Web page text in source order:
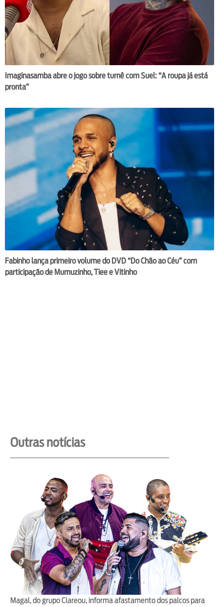
Imaginasamba abre o jogo sobre turnê com Suel: “A roupa já está
pronta”
Fabinho lança primeiro volume do DVD “Do Chão ao Céu” com
participação de Mumuzinho, Tiee e Vitinho
Outras notícias
Magal, do grupo Clareou, informa afastamento dos palcos para